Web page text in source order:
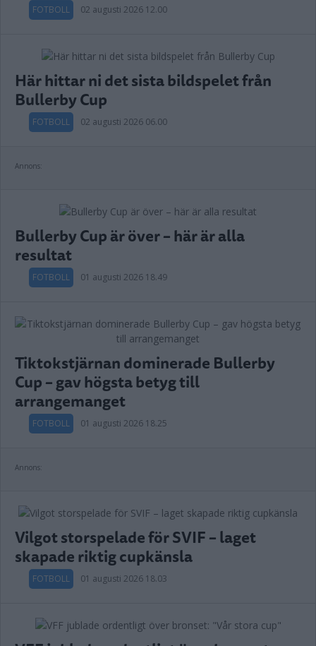
FOTBOLL 02 augusti 2026 12.00
Här hittar ni det sista bildspelet från
Bullerby Cup
FOTBOLL 02 augusti 2026 06.00
Annons:
Bullerby Cup är över – här är alla
resultat
FOTBOLL 01 augusti 2026 18.49
Tiktokstjärnan dominerade Bullerby
Cup – gav högsta betyg till
arrangemanget
FOTBOLL 01 augusti 2026 18.25
Annons:
Vilgot storspelade för SVIF – laget
skapade riktig cupkänsla
FOTBOLL 01 augusti 2026 18.03